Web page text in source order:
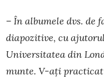
– În albumele dvs. de
diapozitive, cu
Universitatea din
munte. V-ați practicat